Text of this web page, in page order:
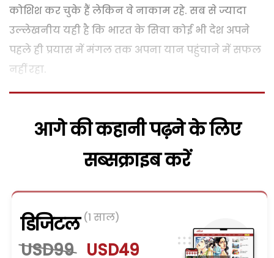
कोशिश कर चुके हैं लेकिन वे नाकाम रहे. सब से ज्यादा
उल्लेखनीय यही है कि भारत के सिवा कोई भी देश अपने
पहले ही प्रयास में मंगल तक अपना यान पहुंचाने में सफल
नहीं रहा.
आगे की कहानी पढ़ने के लिए
सब्सक्राइब करें
डिजिटल (1 साल)
USD99 USD49